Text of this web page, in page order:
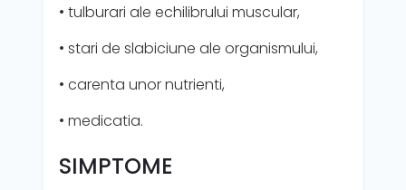
• tulburari ale echilibrului muscular,
• stari de slabiciune ale organismului,
• carenta unor nutrienti,
• medicatia.
SIMPTOME